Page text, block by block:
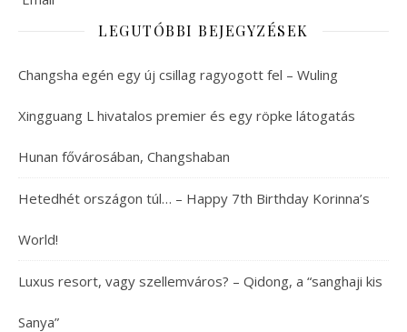
LEGUTÓBBI BEJEGYZÉSEK
Changsha egén egy új csillag ragyogott fel – Wuling
Xingguang L hivatalos premier és egy röpke látogatás
Hunan fővárosában, Changshaban
Hetedhét országon túl… – Happy 7th Birthday Korinna’s
World!
Luxus resort, vagy szellemváros? – Qidong, a “sanghaji kis
Sanya”